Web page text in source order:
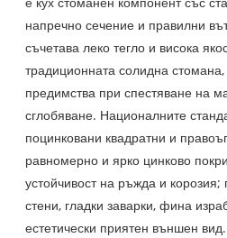
напречно сечение и правилни
съчетава леко тегло и висока
традиционната солидна
предимства при спестяване на
сглобяване. Националните
поцинковани квадратни и
равномерно и ярко цинково
устойчивост на ръжда и
стени, гладки заварки, фина
естетически приятен външен вид.